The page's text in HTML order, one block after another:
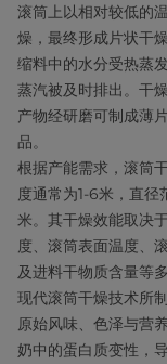
滚筒上以相对较低的
燥，最终形成片状干
缩料中的水分受热蒸
蒸汽被及时排出。干
产物经研磨可制成薄
品。
根据产能需求，滚筒
度通常为1-6米，直径
米。其干燥效能取决
度、滚筒表面温度、
及进料干物质含量等多
现代滚筒干燥技术所
原始风味、色泽与营
奶中的蛋白质变性，